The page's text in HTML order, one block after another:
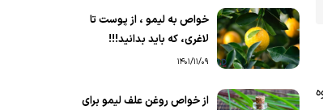
خواص به لیمو ، از پوست تا
لاغری، که باید بدانید!!!
1401/11/09
از خواص روغن علف لیمو برای